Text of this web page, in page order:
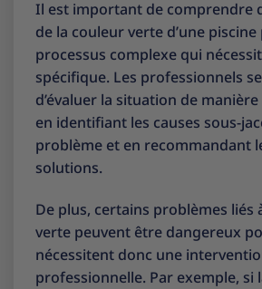
Il est important de comprendre
de la couleur verte d’une
processus complexe qui
spécifique. Les professionnels
d’évaluer la situation de
en identifiant les causes sous-
problème et en recommandant
solutions.
De plus, certains problèmes liés
verte peuvent être dangereux
nécessitent donc une
professionnelle. Par exemple, si